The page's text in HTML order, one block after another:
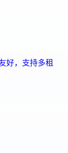
好，支持多租